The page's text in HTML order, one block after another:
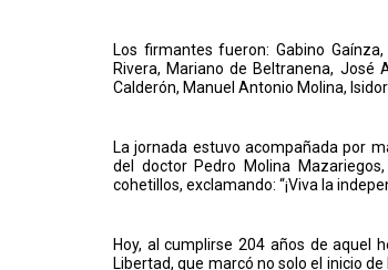
Los firmantes fueron: Gabino
Rivera, Mariano de Beltranena, José
Calderón, Manuel Antonio Molina,
La jornada estuvo acompañada por
del doctor Pedro Molina
cohetillos, exclamando: “¡Viva la
Hoy, al cumplirse 204 años de aquel
Libertad, que marcó no solo el inicio